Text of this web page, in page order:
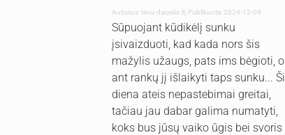
Autorius:tevu-darzelis.lt Publikuota: 2024-12-04
Sūpuojant kūdikėlį sunku
įsivaizduoti, kad kada nors šis
mažylis užaugs, pats ims bėgioti, o
ant rankų jį išlaikyti taps sunku... Ši
diena ateis nepastebimai greitai,
tačiau jau dabar galima numatyti,
koks bus jūsų vaiko ūgis bei svoris